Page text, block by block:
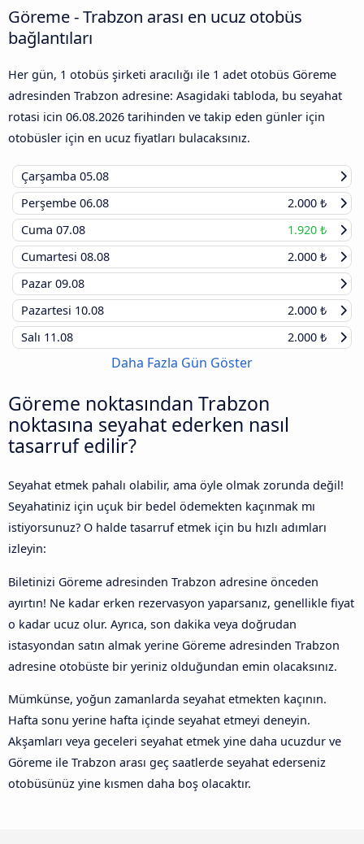
Göreme - Trabzon arası en ucuz otobüs
bağlantıları
Her gün, 1 otobüs şirketi aracılığı ile 1 adet otobüs Göreme
adresinden Trabzon adresine: Asagidaki tabloda, bu seyahat
rotasi icin 06.08.2026 tarihinden ve takip eden günler için
otobüsler için en ucuz fiyatları bulacaksınız.
Çarşamba 05.08
Perşembe 06.08
2.000 ₺
Cuma 07.08
1.920 ₺
Cumartesi 08.08
2.000 ₺
Pazar 09.08
Pazartesi 10.08
2.000 ₺
Salı 11.08 2.000 ₺
Daha Fazla Gün Göster
Göreme noktasından Trabzon
noktasına seyahat ederken nasıl
tasarruf edilir?
Seyahat etmek pahalı olabilir, ama öyle olmak zorunda değil!
Seyahatiniz için uçuk bir bedel ödemekten kaçınmak mı
istiyorsunuz? O halde tasarruf etmek için bu hızlı adımları
izleyin:
Biletinizi Göreme adresinden Trabzon adresine önceden
ayırtın! Ne kadar erken rezervasyon yaparsanız, genellikle fiyat
o kadar ucuz olur. Ayrıca, son dakika veya doğrudan
istasyondan satın almak yerine Göreme adresinden Trabzon
adresine otobüste bir yeriniz olduğundan emin olacaksınız.
Mümkünse, yoğun zamanlarda seyahat etmekten kaçının.
Hafta sonu yerine hafta içinde seyahat etmeyi deneyin.
Akşamları veya geceleri seyahat etmek yine daha ucuzdur ve
Göreme ile Trabzon arası geç saatlerde seyahat ederseniz
otobüsünüz yine kısmen daha boş olacaktır.